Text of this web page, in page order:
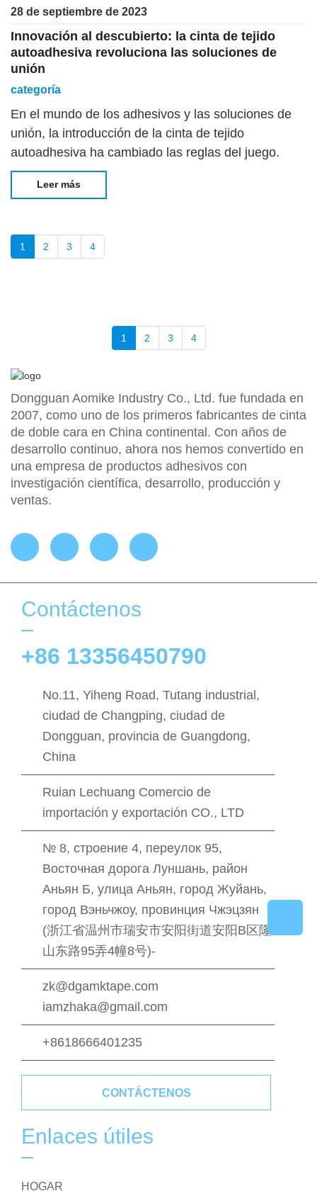
28 de septiembre de 2023
Innovación al descubierto: la cinta de tejido
autoadhesiva revoluciona las soluciones de
unión
categoría
En el mundo de los adhesivos y las soluciones de
unión, la introducción de la cinta de tejido
autoadhesiva ha cambiado las reglas del juego.
Con sus aplicaciones versátiles y sus notables
propiedades adhesivas, S
Leer más
1 2 3 4
1 2 3 4
Dongguan Aomike Industry Co., Ltd. fue fundada en
2007, como uno de los primeros fabricantes de cinta
de doble cara en China continental. Con años de
desarrollo continuo, ahora nos hemos convertido en
una empresa de productos adhesivos con
investigación científica, desarrollo, producción y
ventas.
Contáctenos
+86 13356450790
No.11, Yiheng Road, Tutang industrial,
ciudad de Changping, ciudad de
Dongguan, provincia de Guangdong,
China
Ruian Lechuang Comercio de
importación y exportación CO., LTD
№ 8, строение 4, переулок 95,
Восточная дорога Луншань, район
Аньян Б, улица Аньян, город Жуйань,
город Вэньчжоу, провинция Чжэцзян
(浙江省温州市瑞安市安阳街道安阳B区隆
山东路95弄4幢8号)-
zk@dgamktape.com
iamzhaka@gmail.com
+8618666401235
CONTÁCTENOS
Enlaces útiles
HOGAR